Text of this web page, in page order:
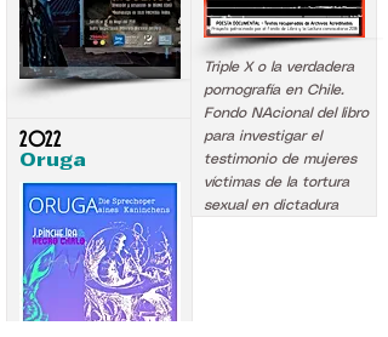
.
2022
Oruga
.
Triple X o la verdadera
pornografía en Chile.
Fondo NAcional del libro
para investigar el
testimonio de mujeres
víctimas de la tortura
sexual en dictadura